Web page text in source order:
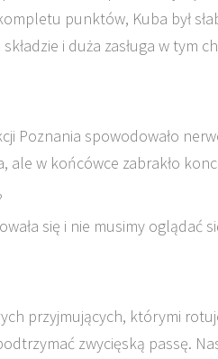
punktów, Kuba był
i duża zasługa w tym
Poznania spowodowało
ale w końcówce zabrakło
się i nie musimy oglądać
przyjmujących, którymi
zwycięską passę.